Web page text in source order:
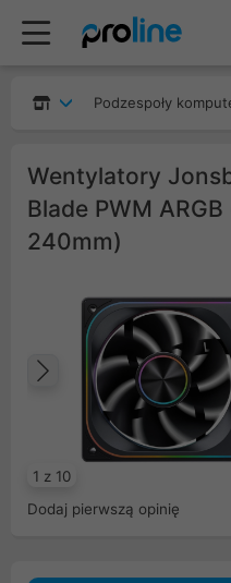
Podzespoły
Wentylatory
Blade PWM
240mm)
1 z 10
Poprzedni
Dodaj pierwszą opinię